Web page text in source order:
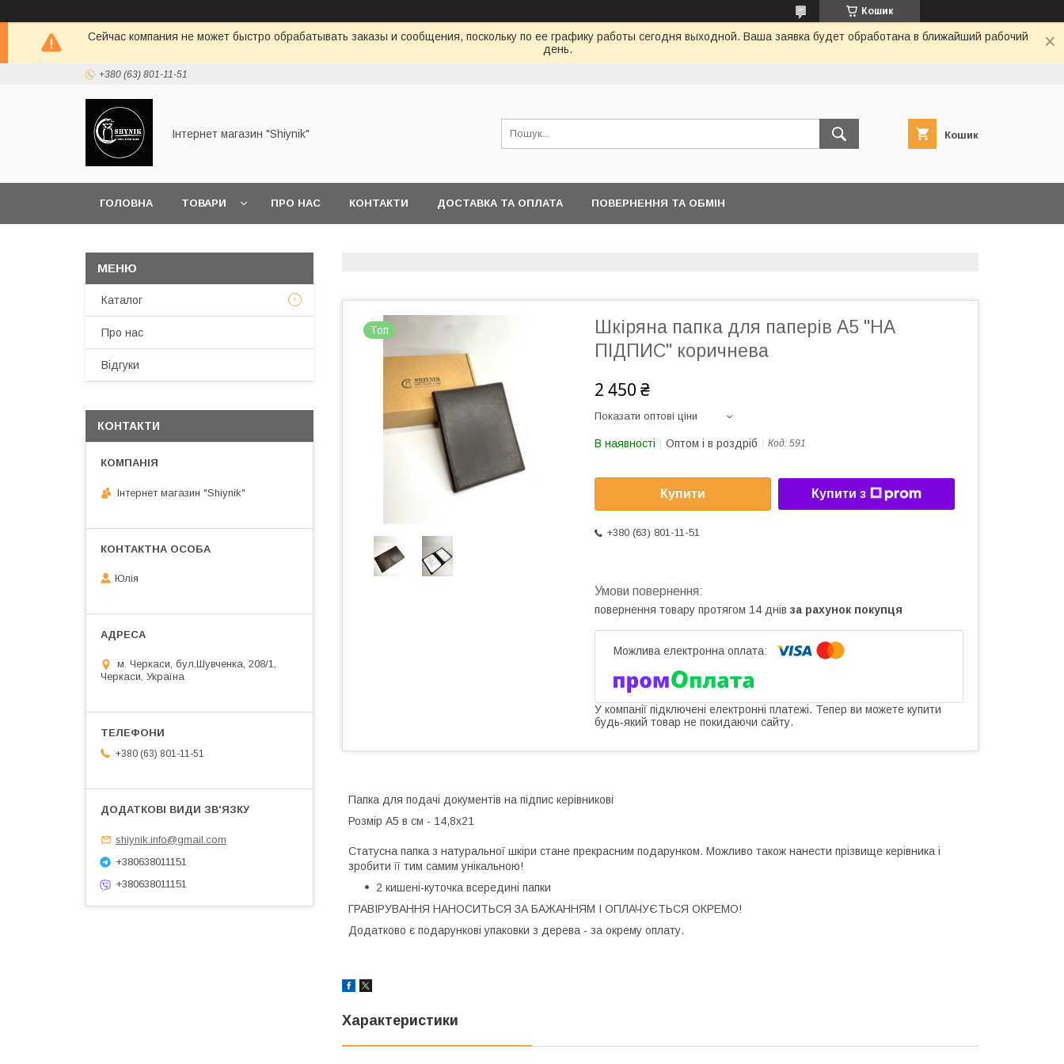
Кошик
Сейчас компания не может быстро обрабатывать заказы и сообщения, поскольку по ее графику работы сегодня выходной. Ваша заявка будет обработана в ближайший рабочий
день.
+380 (63) 801-11-51
Інтернет магазин "Shiynik" Кошик
ГОЛОВНА ТОВАРИ ПРО НАС КОНТАКТИ ДОСТАВКА ТА ОПЛАТА ПОВЕРНЕННЯ ТА ОБМІН
Топ
Шкіряна папка для паперів А5 "НА
ПІДПИС" коричнева
2 450 ₴
Показати оптові ціни
В наявності Оптом і в роздріб Код: 591
Купити Купити з
+380 (63) 801-11-51
повернення товару протягом 14 днів за рахунок покупця
У компанії підключені електронні платежі. Тепер ви можете купити
будь-який товар не покидаючи сайту.
Папка для подачі документів на підпис керівникові
Розмір А5 в см - 14,8х21
Статусна папка з натуральної шкіри стане прекрасним подарунком. Можливо також нанести прізвище керівника і
зробити її тим самим унікальною!
2 кишені-куточка всередині папки
ГРАВІРУВАННЯ НАНОСИТЬСЯ ЗА БАЖАННЯМ І ОПЛАЧУЄТЬСЯ ОКРЕМО!
Додатково є подарункові упаковки з дерева - за окрему оплату.
Характеристики
Каталог
Про нас
Відгуки
КОНТАКТИ
Інтернет магазин "Shiynik"
Юлія
м. Черкаси, бул.Шувченка, 208/1,
Черкаси, Україна
+380 (63) 801-11-51
shiynik.info@gmail.com
+380638011151
+380638011151